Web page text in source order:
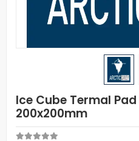
Ice Cube Termal
200x200mm